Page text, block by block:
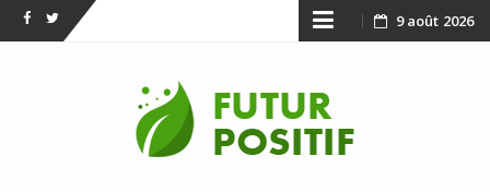
FacebookTwitter Skip
content
9 août 2026